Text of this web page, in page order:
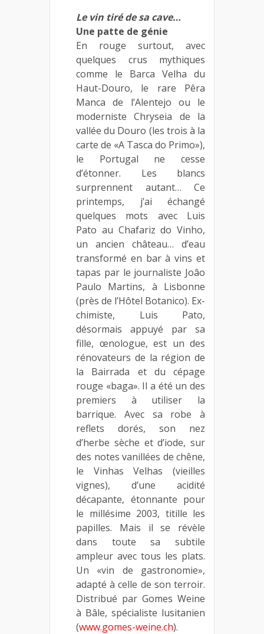
Le vin tiré de sa cave…
Une patte de génie
En rouge surtout, avec
quelques crus mythiques
comme le Barca Velha du
Haut-Douro, le rare Pêra
Manca de l’Alentejo ou le
moderniste Chryseia de la
vallée du Douro (les trois à la
carte de «A Tasca do Primo»),
le Portugal ne cesse
d’étonner. Les blancs
surprennent autant… Ce
printemps, j’ai échangé
quelques mots avec Luis
Pato au Chafariz do Vinho,
un ancien château… d’eau
transformé en bar à vins et
tapas par le journaliste Joâo
Paulo Martins, à Lisbonne
(près de l’Hôtel Botanico). Ex-
chimiste, Luis Pato,
désormais appuyé par sa
fille, œnologue, est un des
rénovateurs de la région de
la Bairrada et du cépage
rouge «baga». Il a été un des
premiers à utiliser la
barrique. Avec sa robe à
reflets dorés, son nez
d’herbe sèche et d’iode, sur
des notes vanillées de chêne,
le Vinhas Velhas (vieilles
vignes), d’une acidité
décapante, étonnante pour
le millésime 2003, titille les
papilles. Mais il se révèle
dans toute sa subtile
ampleur avec tous les plats.
Un «vin de gastronomie»,
adapté à celle de son terroir.
Distribué par Gomes Weine
à Bâle, spécialiste lusitanien
(www.gomes-weine.ch).